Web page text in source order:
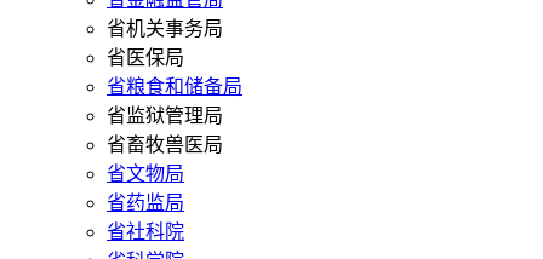
省机关事务局
省医保局
省粮食和储备局
省监狱管理局
省畜牧兽医局
省文物局
省药监局
省社科院